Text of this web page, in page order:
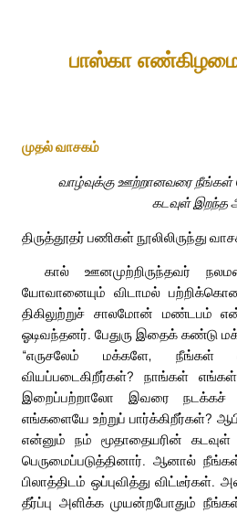
பாஸ்கா
முதல் வாசகம்
வாழ்வுக்கு ஊற்றானவரை
கடவுள் இறந்த
திருத்தூதர் பணிகள் நூலிலிருந்து
கால் ஊனமுற்றிருந்தவர்
யோவானையும் விடாமல்
திகிலுற்றுச் சாலமோன் மண்டபம்
ஓடிவந்தனர். பேதுரு இதைக் கண்டு
“எருசலேம் மக்களே,
வியப்படைகிறீர்கள்? நாங்கள்
இறைப்பற்றாலோ இவரை நடக்கச்
எங்களையே உற்றுப் பார்க்கிறீர்கள்?
என்னும் நம் மூதாதையரின்
பெருமைப்படுத்தினார். ஆனால்
பிலாத்திடம் ஒப்புவித்து
தீர்ப்பு அளிக்க முயன்றபோதும்